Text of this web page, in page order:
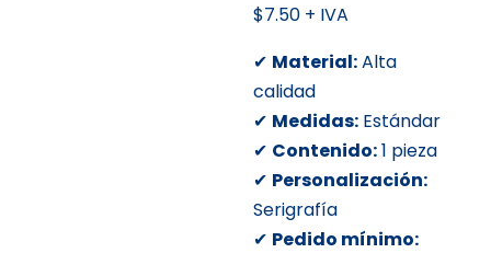
$7.50 + IVA
✔ Material:Alta
calidad
✔ Medidas: Estándar
✔ Contenido:1 pieza
✔ Personalización:
Serigrafía
✔ Pedido mínimo: